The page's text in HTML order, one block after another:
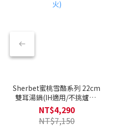
Sherbet蜜桃雪酪系列 22cm
雙耳湯鍋(IH適用/不挑爐具/
可直火)
NT$4,290
NT$7,150